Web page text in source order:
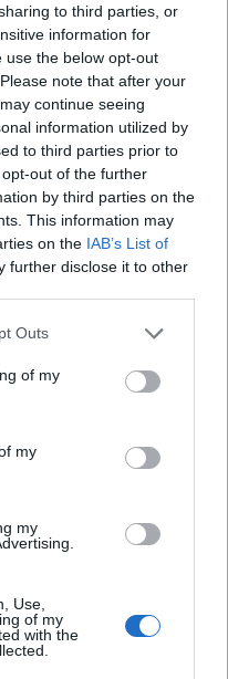
to third parties, or
information for
use the below opt-out
note that after your
continue seeing
information utilized by
to third parties prior to
out of the further
by third parties on the
This information may
on the IAB’s List of
further disclose it to other
Outs
of my
my
my
Use,
of my
with the
Facebook X
WhatsApp
news di TecnoGazzetta?
(